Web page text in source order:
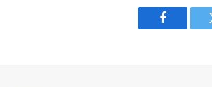
Facebook